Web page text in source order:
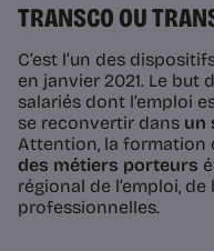
TRANSCO OU
C’est l’un des
en janvier 2021. Le but
salariés dont l’emploi
se reconvertir dans un
Attention, la formation
des métiers porteurs
régional de l’emploi,
professionnelles.